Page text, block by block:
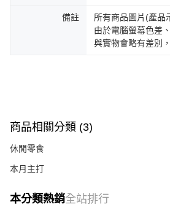
備註
所有商品圖片(產品
由於電腦螢幕色差
與實物會略有差別
商品相關分類 (3)
休閒零食
本月主打
本分類熱銷全站排行